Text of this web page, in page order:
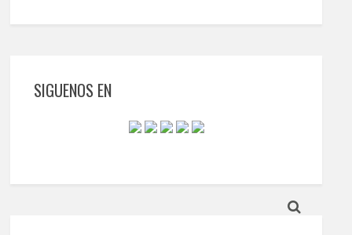
SIGUENOS EN